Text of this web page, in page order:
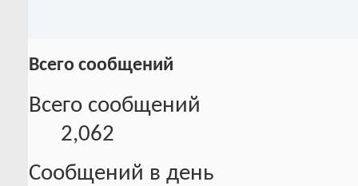
Всего сообщений
Всего сообщений
2,062
Сообщений в день